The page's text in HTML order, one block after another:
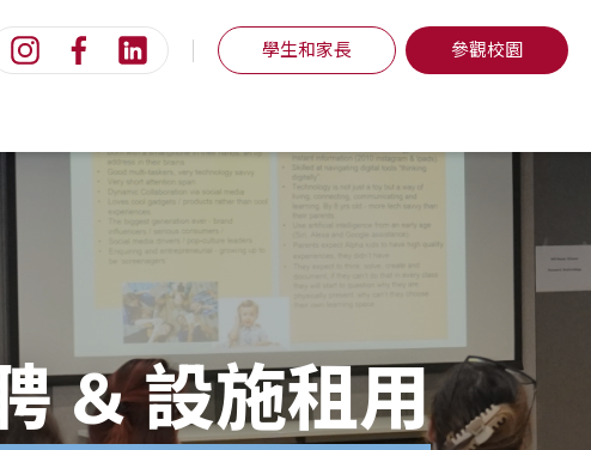
學生和家長 參觀校園
& 設施租用